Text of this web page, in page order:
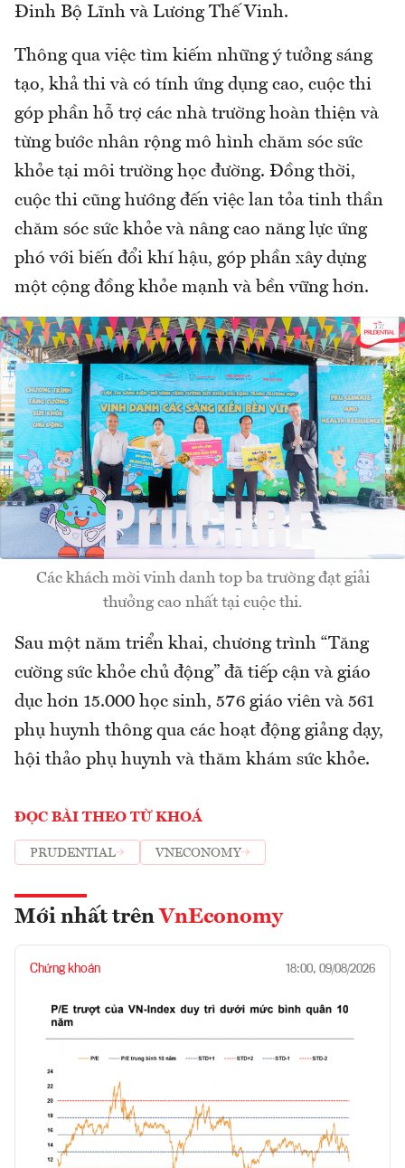
Đinh Bộ Lĩnh và Lương Thế Vinh.
Thông qua việc tìm kiếm những ý tưởng sáng
tạo, khả thi và có tính ứng dụng cao, cuộc thi
góp phần hỗ trợ các nhà trường hoàn thiện và
từng bước nhân rộng mô hình chăm sóc sức
khỏe tại môi trường học đường. Đồng thời,
cuộc thi cũng hướng đến việc lan tỏa tinh thần
chăm sóc sức khỏe và nâng cao năng lực ứng
phó với biến đổi khí hậu, góp phần xây dựng
một cộng đồng khỏe mạnh và bền vững hơn.
Các khách mời vinh danh top ba trường đạt giải
thưởng cao nhất tại cuộc thi.
Sau một năm triển khai, chương trình “Tăng
cường sức khỏe chủ động” đã tiếp cận và giáo
dục hơn 15.000 học sinh, 576 giáo viên và 561
phụ huynh thông qua các hoạt động giảng dạy,
hội thảo phụ huynh và thăm khám sức khỏe.
ĐỌC BÀI THEO TỪ KHOÁ
PRUDENTIAL VNECONOMY
Mới nhất trên VnEconomy
Chứng khoán 18:00, 09/08/2026